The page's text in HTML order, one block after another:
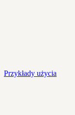
Przykłady użycia